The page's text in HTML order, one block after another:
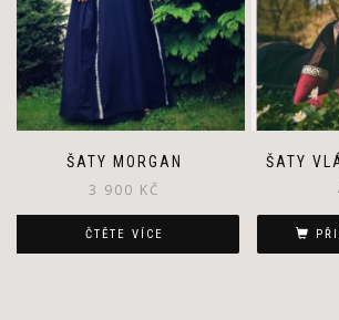
ŠATY MORGAN
3 900 KČ
ČTĚTE VÍCE
ŠATY